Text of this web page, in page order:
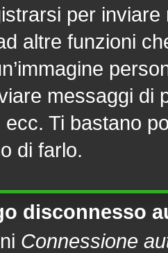
per
altre funzioni
messaggi di
Ti bastano
di farlo.
disconnesso
Connessione